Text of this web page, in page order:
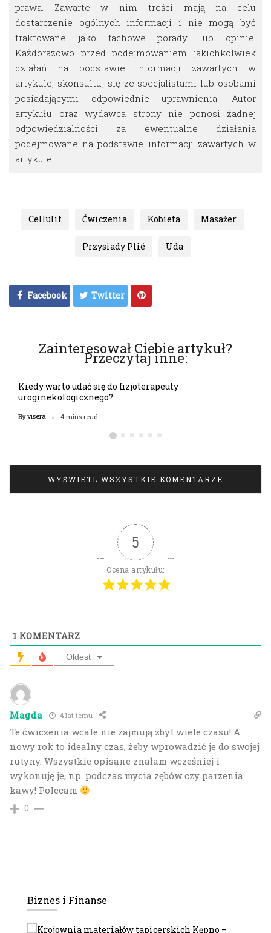
prawa. Zawarte w nim treści mają na celu
dostarczenie ogólnych informacji i nie mogą być
traktowane jako fachowe porady lub opinie.
Każdorazowo przed podejmowaniem jakichkolwiek
działań na podstawie informacji zawartych w
artykule, skonsultuj się ze specjalistami lub osobami
posiadającymi odpowiednie uprawnienia. Autor
artykułu oraz wydawca strony nie ponosi żadnej
odpowiedzialności za ewentualne działania
podejmowane na podstawie informacji zawartych w
artykule.
Cellulit Ćwiczenia Kobieta Masażer
Przysiady Plié Uda
Facebook Twitter
Zainteresował Ciebie artykuł?
Przeczytaj inne:
Kiedy warto udać się do fizjoterapeuty
uroginekologicznego?
By visera 4 mins read
WYŚWIETL WSZYSTKIE KOMENTARZE
5
Ocena artykułu:
1 KOMENTARZ
Oldest
Magda 4 lat temu
Te ćwiczenia wcale nie zajmują zbyt wiele czasu! A
nowy rok to idealny czas, żeby wprowadzić je do swojej
rutyny. Wszystkie opisane znałam wcześniej i
wykonuję je, np. podczas mycia zębów czy parzenia
kawy! Polecam
0
Biznes i Finanse